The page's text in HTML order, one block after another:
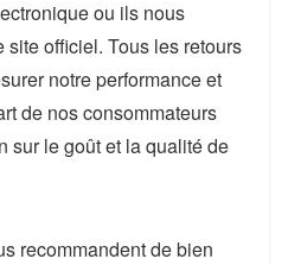
ou ils nous
site officiel. Tous les retours
notre performance et
de nos consommateurs
sur le goût et la qualité de
recommandent de bien